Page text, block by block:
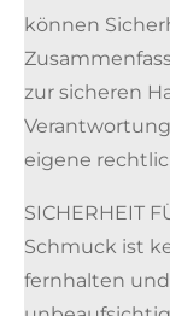
können
zur sicheren
eigene
SICHERHEIT
Schmuck ist
fernhalten